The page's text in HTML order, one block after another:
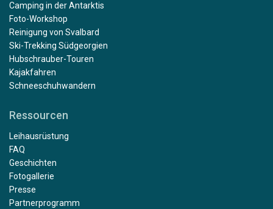
Camping in der Antarktis
Foto-Workshop
Reinigung von Svalbard
Ski-Trekking Südgeorgien
Hubschrauber-Touren
Kajakfahren
Schneeschuhwandern
Ressourcen
Leihausrüstung
FAQ
Geschichten
Fotogallerie
Presse
Partnerprogramm